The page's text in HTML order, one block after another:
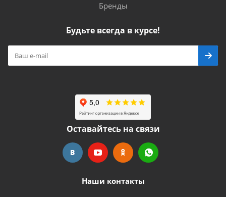
Бренды
Будьте всегда в курсе!
Оставайтесь на связи
Наши контакты